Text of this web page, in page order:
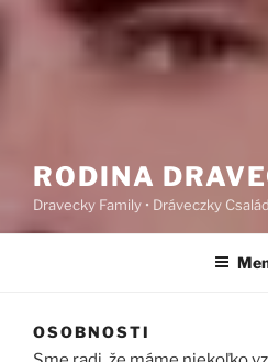
RODINA
Dravecky Family • Dráveczky Család
OSOBNOSTI